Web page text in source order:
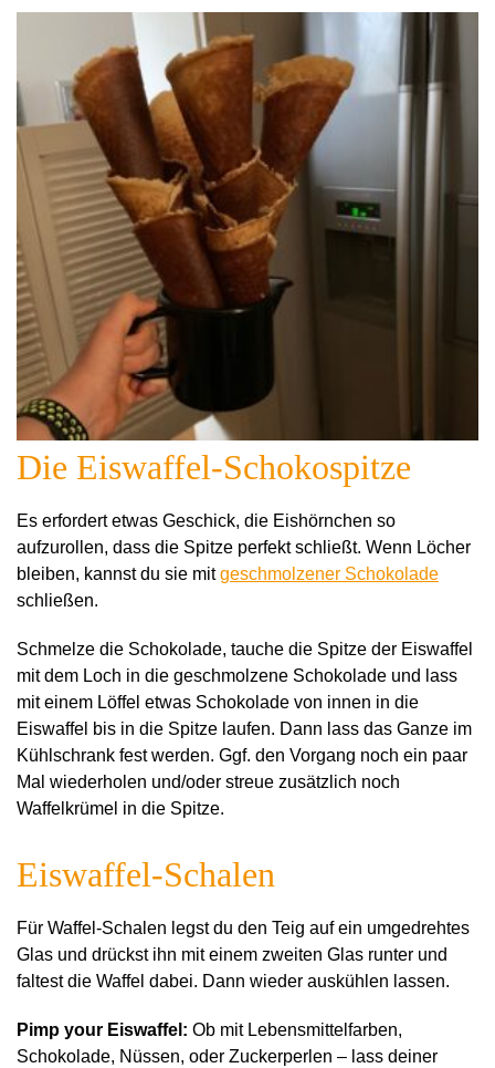
Die Eiswaffel-Schokospitze
Es erfordert etwas Geschick, die Eishörnchen so
aufzurollen, dass die Spitze perfekt schließt. Wenn Löcher
bleiben, kannst du sie mitgeschmolzener Schokolade
schließen.
Schmelze die Schokolade, tauche die Spitze der Eiswaffel
mit dem Loch in die geschmolzene Schokolade und lass
mit einem Löffel etwas Schokolade von innen in die
Eiswaffel bis in die Spitze laufen. Dann lass das Ganze im
Kühlschrank fest werden. Ggf. den Vorgang noch ein paar
Mal wiederholen und/oder streue zusätzlich noch
Waffelkrümel in die Spitze.
Eiswaffel-Schalen
Für Waffel-Schalen legst du den Teig auf ein umgedrehtes
Glas und drückst ihn mit einem zweiten Glas runter und
faltest die Waffel dabei. Dann wieder auskühlen lassen.
Pimp your Eiswaffel: Ob mit Lebensmittelfarben,
Schokolade, Nüssen, oder Zuckerperlen – lass deiner